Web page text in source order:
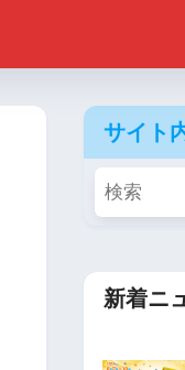
サイト
新着ニ